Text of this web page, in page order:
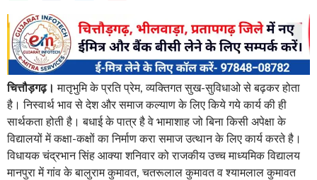
चित्तौड़गढ़। मातृभुमि के प्रति प्रेम, व्यक्तिगत सुख-सुविधाओ से बढ़कर होता
है। निस्वार्थ भाव से देश और समाज कल्याण के लिए किये गये कार्य की ही
सार्थकता होती है। बधाई के पात्र है वे भामाशाह जो बिना किसी अपेक्षा के
विद्यालयों में कक्षा-कक्षों का निर्माण करा समाज उत्थान के लिए कार्य करते है।
विधायक चंद्रभान सिंह आक्या शनिवार को राजकीय उच्च माध्यमिक विद्यालय
मानपुरा में गांव के बालुराम कुमावत, चतरूलाल कुमावत व श्यामलाल कुमावत